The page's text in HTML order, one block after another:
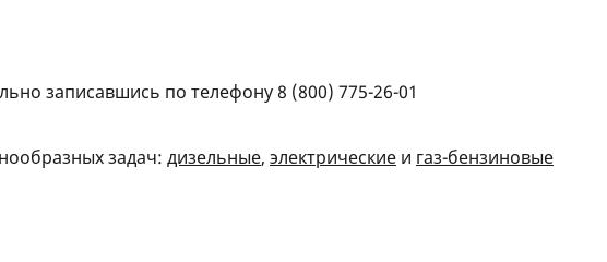
записавшись по телефону 8 (800) 775-26-01
задач: дизельные, электрические и газ-бензиновые